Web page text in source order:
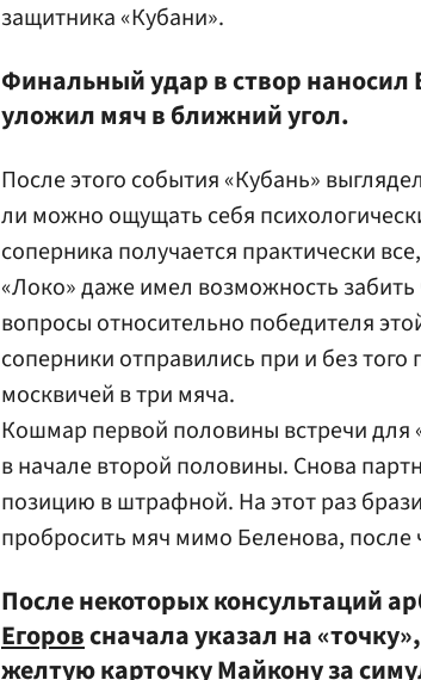
защитника «Кубани».
Финальный удар в створ наносил
уложил мяч в ближний угол.
После этого события «Кубань»
ли можно ощущать себя
соперника получается практически
«Локо» даже имел возможность
вопросы относительно победителя
соперники отправились при и без
москвичей в три мяча.
Кошмар первой половины встречи для
в начале второй половины. Снова
позицию в штрафной. На этот раз
пробросить мяч мимо Беленова, после
После некоторых консультаций
Егоровсначала указал на
желтую карточку Майкону за